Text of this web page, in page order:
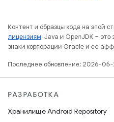
Контент и образцы кода на этой
лицензиям. Java и OpenJDK – это
знаки корпорации Oracle и ее
Последнее обновление: 2026-06-
РАЗРАБОТКА
Хранилище Android Repository